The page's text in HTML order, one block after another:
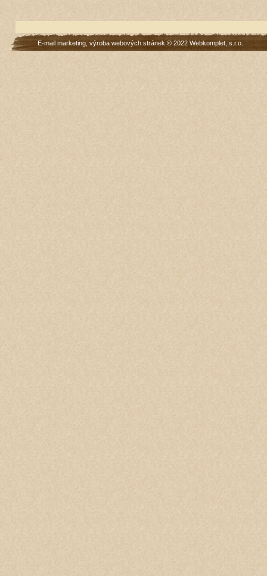
E-mail marketing výroba webových stránek © 2022 Webkomplet, s.r.o.